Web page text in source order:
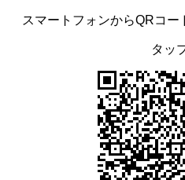
スマートフォンからQRコー
タッ